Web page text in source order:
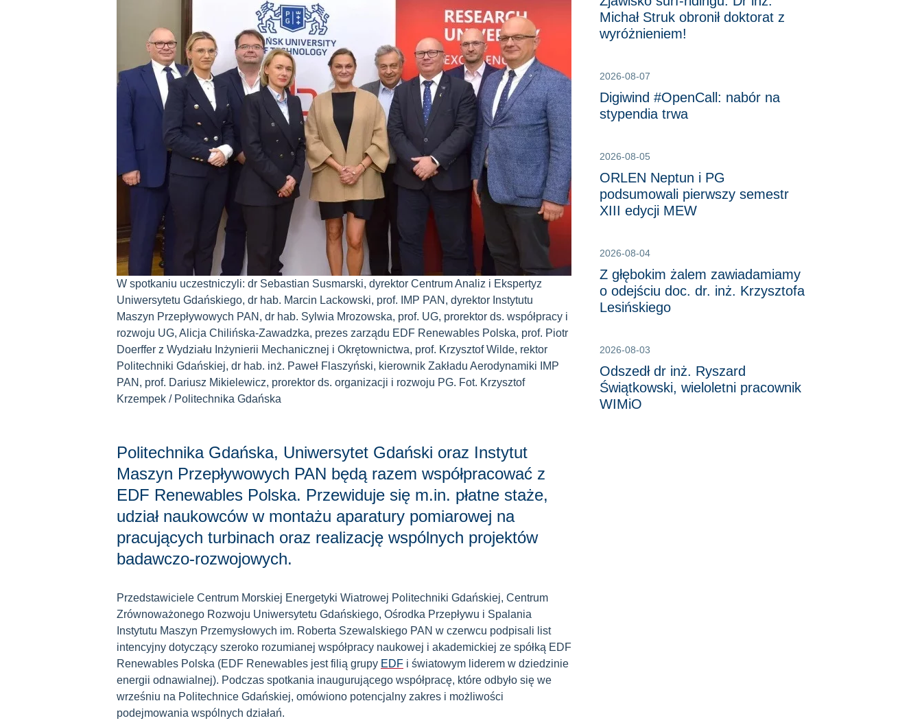
W spotkaniu uczestniczyli: dr Sebastian Susmarski, dyrektor Centrum Analiz i Ekspertyz
Uniwersytetu Gdańskiego, dr hab. Marcin Lackowski, prof. IMP PAN, dyrektor Instytutu
Maszyn Przepływowych PAN, dr hab. Sylwia Mrozowska, prof. UG, prorektor ds. współpracy i
rozwoju UG, Alicja Chilińska-Zawadzka, prezes zarządu EDF Renewables Polska, prof. Piotr
Doerffer z Wydziału Inżynierii Mechanicznej i Okrętownictwa, prof. Krzysztof Wilde, rektor
Politechniki Gdańskiej, dr hab. inż. Paweł Flaszyński, kierownik Zakładu Aerodynamiki IMP
PAN, prof. Dariusz Mikielewicz, prorektor ds. organizacji i rozwoju PG. Fot. Krzysztof
Krzempek / Politechnika Gdańska
Politechnika Gdańska, Uniwersytet Gdański oraz Instytut
Maszyn Przepływowych PAN będą razem współpracować z
EDF Renewables Polska. Przewiduje się m.in. płatne staże,
udział naukowców w montażu aparatury pomiarowej na
pracujących turbinach oraz realizację wspólnych projektów
badawczo-rozwojowych.
Przedstawiciele Centrum Morskiej Energetyki Wiatrowej Politechniki Gdańskiej, Centrum
Zrównoważonego Rozwoju Uniwersytetu Gdańskiego, Ośrodka Przepływu i Spalania
Instytutu Maszyn Przemysłowych im. Roberta Szewalskiego PAN w czerwcu podpisali list
intencyjny dotyczący szeroko rozumianej współpracy naukowej i akademickiej ze spółką EDF
Renewables Polska (EDF Renewables jest filią grupy EDF i światowym liderem w dziedzinie
energii odnawialnej). Podczas spotkania inaugurującego współpracę, które odbyło się we
wrześniu na Politechnice Gdańskiej, omówiono potencjalny zakres i możliwości
podejmowania wspólnych działań.
Michał Struk obronił doktorat z
wyróżnieniem!
2026-08-07
Digiwind #OpenCall: nabór na
stypendia trwa
2026-08-05
ORLEN Neptun i PG
podsumowali pierwszy semestr
XIII edycji MEW
2026-08-04
Z głębokim żalem zawiadamiamy
o odejściu doc. dr. inż. Krzysztofa
Lesińskiego
2026-08-03
Odszedł dr inż. Ryszard
Świątkowski, wieloletni pracownik
WIMiO